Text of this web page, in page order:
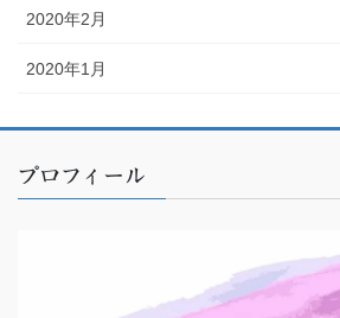
2020年2月
2020年1月
プロフィール